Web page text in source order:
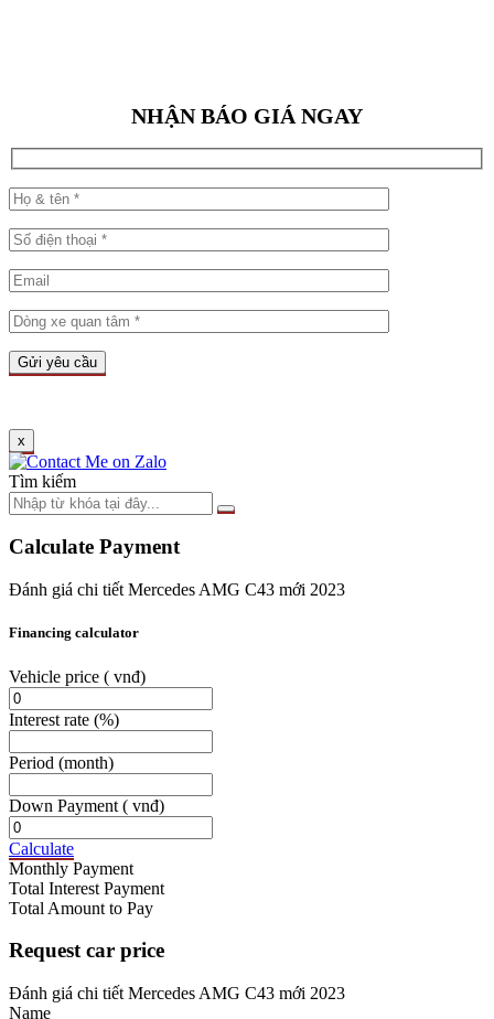
NHẬN BÁO GIÁ NGAY
x
Tìm kiếm
Calculate Payment
Đánh giá chi tiết Mercedes AMG C43 mới 2023
Financing calculator
Vehicle price ( vnđ)
Interest rate (%)
Period (month)
Down Payment ( vnđ)
Calculate
Monthly Payment
Total Interest Payment
Total Amount to Pay
Request car price
Đánh giá chi tiết Mercedes AMG C43 mới 2023
Name